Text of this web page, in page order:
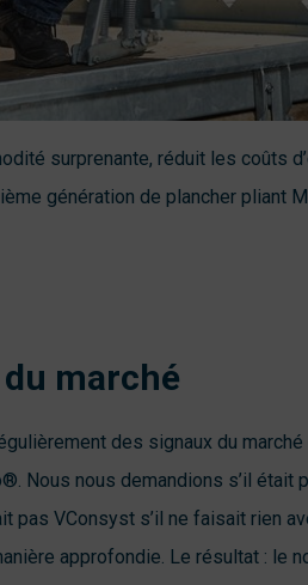
surprenante, réduit les coûts
génération de plancher pliant
marché
des signaux du
Nous nous demandions s’il
pas VConsyst s’il ne faisait rien
approfondie. Le résultat : le